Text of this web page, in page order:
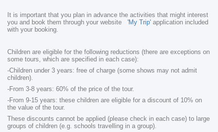
It is important that you plan in advance the activities that might interest
you and book them through your website 'My Trip' application included
with your booking.
Children are eligible for the following reductions (there are exceptions on
some tours, which are specified in each case):
-Children under 3 years: free of charge (some shows may not admit
children).
-From 3-8 years: 60% of the price of the tour.
-From 9-15 years: these children are eligible for a discount of 10% on
the value of the tour.
These discounts cannot be applied (please check in each case) to large
groups of children (e.g. schools travelling in a group).